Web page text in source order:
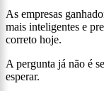
As empresas
mais inteligentes e
correto hoje.
A pergunta já não é
esperar.